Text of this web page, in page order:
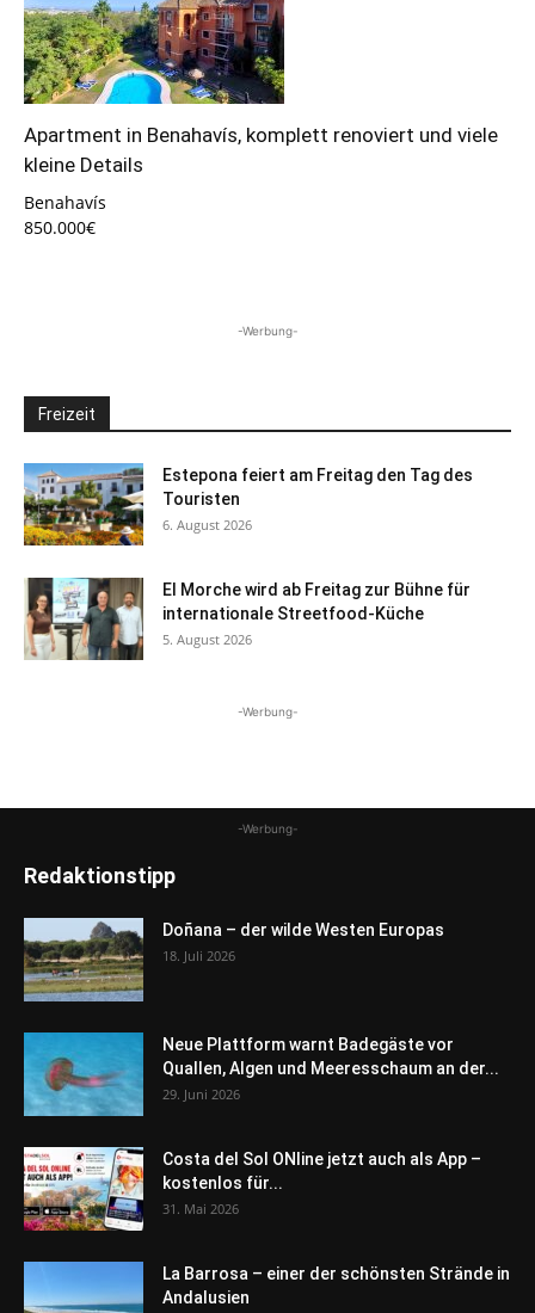
Apartment in Benahavís, komplett renoviert und viele
kleine Details
Benahavís
850.000€
-Werbung-
Freizeit
Estepona feiert am Freitag den Tag des
Touristen
6. August 2026
El Morche wird ab Freitag zur Bühne für
internationale Streetfood-Küche
5. August 2026
-Werbung-
-Werbung-
Redaktionstipp
Doñana – der wilde Westen Europas
18. Juli 2026
Neue Plattform warnt Badegäste vor
Quallen, Algen und Meeresschaum an der...
29. Juni 2026
Costa del Sol ONline jetzt auch als App –
kostenlos für...
31. Mai 2026
La Barrosa – einer der schönsten Strände in
Andalusien